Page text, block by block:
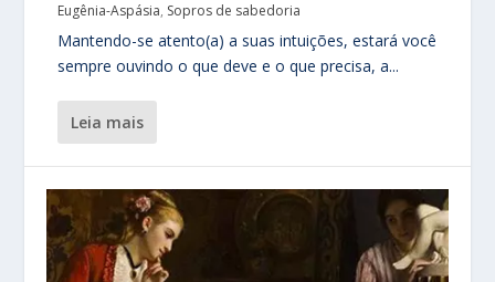
Eugênia-Aspásia, Sopros de sabedoria
Mantendo-se atento(a) a suas intuições, estará você
sempre ouvindo o que deve e o que precisa, a...
leia mais